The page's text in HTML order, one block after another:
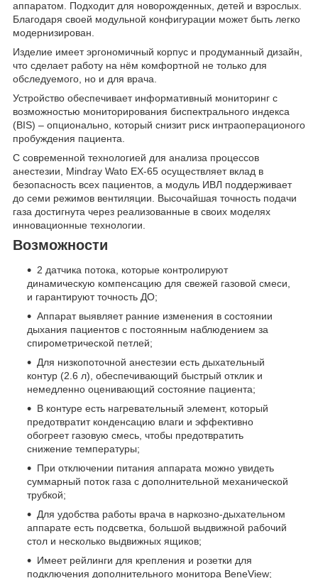
аппаратом. Подходит для новорожденных, детей и взрослых.
Благодаря своей модульной конфигурации может быть легко
модернизирован.
Изделие имеет эргономичный корпус и продуманный дизайн,
что сделает работу на нём комфортной не только для
обследуемого, но и для врача.
Устройство обеспечивает информативный мониторинг с
возможностью мониторирования биспектрального индекса
(BIS) – опционально, который снизит риск интраоперационого
пробуждения пациента.
С современной технологией для анализа процессов
анестезии, Mindray Wato EX-65 осуществляет вклад в
безопасность всех пациентов, а модуль ИВЛ поддерживает
до семи режимов вентиляции. Высочайшая точность подачи
газа достигнута через реализованные в своих моделях
инновационные технологии.
Возможности
2 датчика потока, которые контролируют
динамическую компенсацию для свежей газовой смеси,
и гарантируют точность ДО;
Аппарат выявляет ранние изменения в состоянии
дыхания пациентов с постоянным наблюдением за
спирометрической петлей;
Для низкопоточной анестезии есть дыхательный
контур (2.6 л), обеспечивающий быстрый отклик и
немедленно оценивающий состояние пациента;
В контуре есть нагревательный элемент, который
предотвратит конденсацию влаги и эффективно
обогреет газовую смесь, чтобы предотвратить
снижение температуры;
При отключении питания аппарата можно увидеть
суммарный поток газа с дополнительной механической
трубкой;
Для удобства работы врача в наркозно-дыхательном
аппарате есть подсветка, большой выдвижной рабочий
стол и несколько выдвижных ящиков;
Имеет рейлинги для крепления и розетки для
подключения дополнительного монитора BeneView;